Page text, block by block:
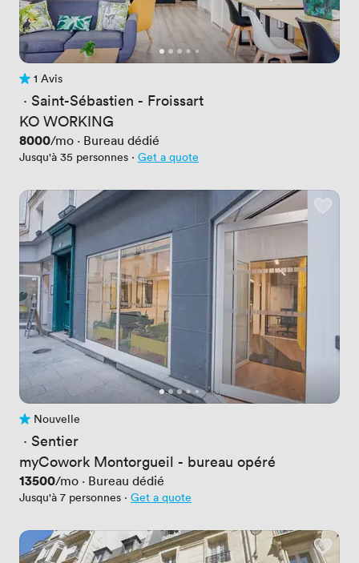
1 Avis1 Avis
· Saint-Sébastien - Froissart
KO WORKING
Prix
8000/mo · Bureau dédié
Jusqu'à 35 personnes · Get a quote
Pas encore d'avis
Nouvelle
· Sentier
myCowork Montorgueil - bureau opéré
Prix
13500/mo · Bureau dédié
Jusqu'à 7 personnes · Get a quote